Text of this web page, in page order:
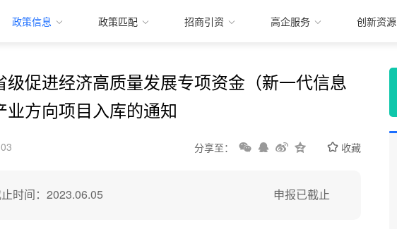
政策信息 政策匹配 招商引资 高企服务 创新资源
促进经济高质量发展专项资金（新一代信息
方向项目入库的通知
分享至： 收藏
时间：2023.06.05 申报已截止